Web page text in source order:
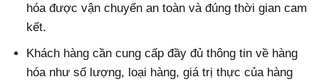
hóa được vận chuyển an toàn và đúng thời gian cam
kết.
Khách hàng cần cung cấp đầy đủ thông tin về hàng
hóa như số lượng, loại hàng, giá trị thực của hàng